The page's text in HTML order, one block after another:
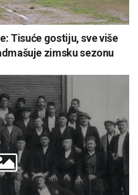
Tisuće gostiju, sve više
zimsku sezonu